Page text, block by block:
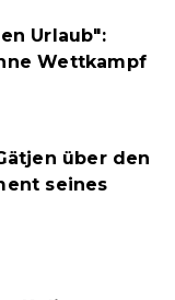
Urlaub":
Wettkampf
über den
seines